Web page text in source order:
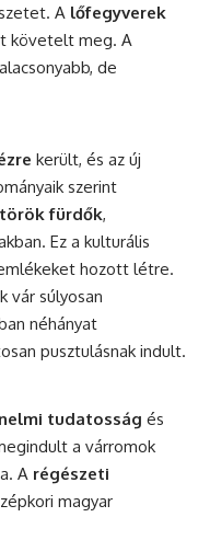
A lőfegyverek
követelt meg. A
de
került, és az új
szerint
török fürdők,
Ez a kulturális
hozott létre.
vár súlyosan
néhányat
pusztulásnak indult.
tudatosság és
a várromok
A régészeti
magyar